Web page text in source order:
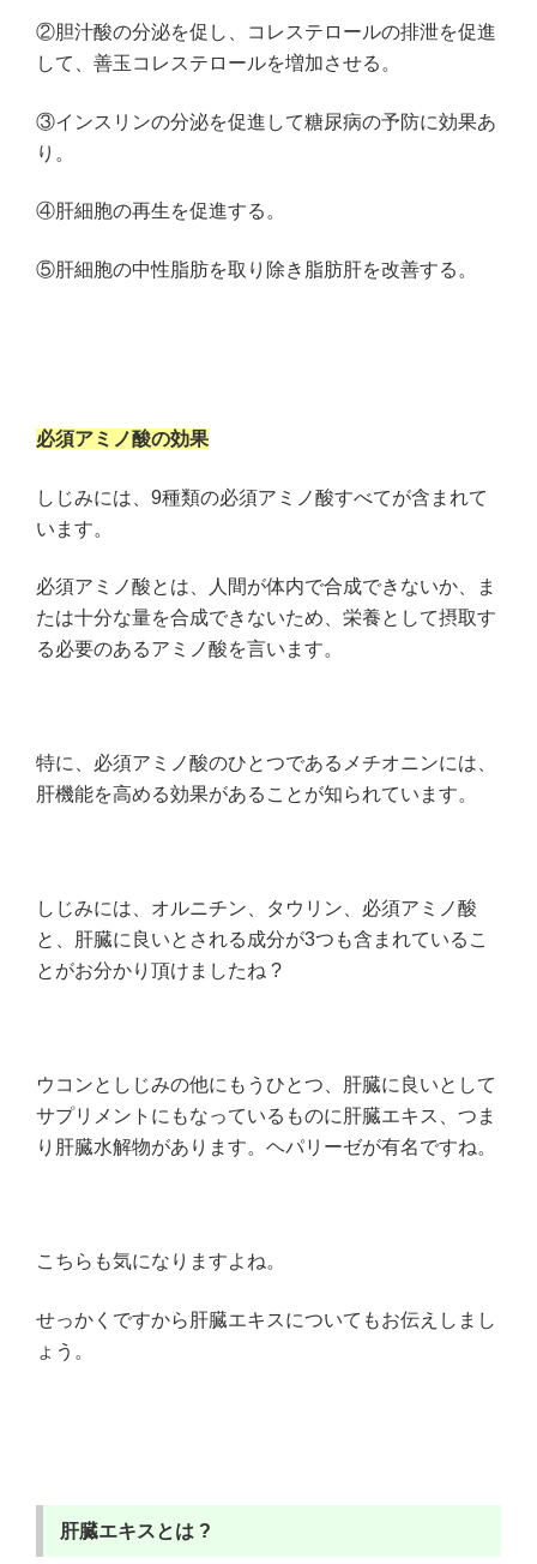
②胆汁酸の分泌を促し、コレステロールの排泄を促進
して、善玉コレステロールを増加させる。
③インスリンの分泌を促進して糖尿病の予防に効果あ
り。
④肝細胞の再生を促進する。
⑤肝細胞の中性脂肪を取り除き脂肪肝を改善する。
必須アミノ酸の効果
しじみには、9種類の必須アミノ酸すべてが含まれて
います。
必須アミノ酸とは、人間が体内で合成できないか、ま
たは十分な量を合成できないため、栄養として摂取す
る必要のあるアミノ酸を言います。
特に、必須アミノ酸のひとつであるメチオニンには、
肝機能を高める効果があることが知られています。
しじみには、オルニチン、タウリン、必須アミノ酸
と、肝臓に良いとされる成分が3つも含まれているこ
とがお分かり頂けましたね ?
ウコンとしじみの他にもうひとつ、肝臓に良いとして
サプリメントにもなっているものに肝臓エキス、つま
り肝臓水解物があります。ヘパリーゼが有名ですね。
こちらも気になりますよね。
せっかくですから肝臓エキスについてもお伝えしまし
ょう。
肝臓エキスとは ?